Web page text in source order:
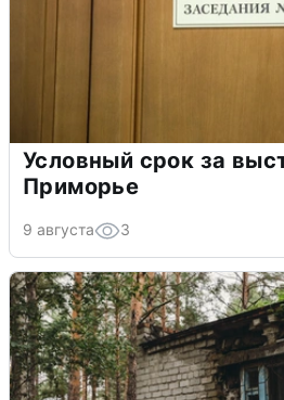
Условный срок за
Приморье
9 августа 3